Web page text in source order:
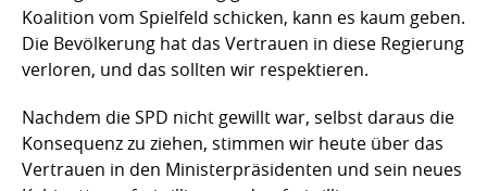
Koalition vom Spielfeld schicken, kann es kaum geben.
Die Bevölkerung hat das Vertrauen in diese Regierung
verloren, und das sollten wir respektieren.
Nachdem die SPD nicht gewillt war, selbst daraus die
Konsequenz zu ziehen, stimmen wir heute über das
Vertrauen in den Ministerpräsidenten und sein neues